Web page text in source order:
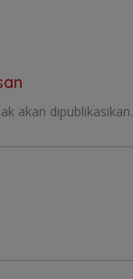
akan dipublikasikan.